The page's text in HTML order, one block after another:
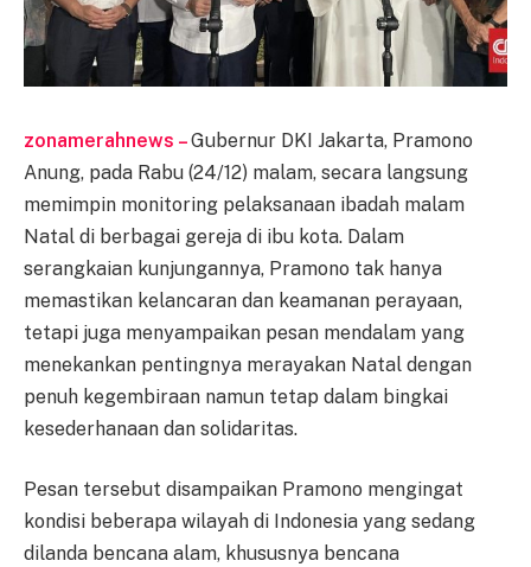
zonamerahnews –Gubernur DKI Jakarta, Pramono
Anung, pada Rabu (24/12) malam, secara langsung
memimpin monitoring pelaksanaan ibadah malam
Natal di berbagai gereja di ibu kota. Dalam
serangkaian kunjungannya, Pramono tak hanya
memastikan kelancaran dan keamanan perayaan,
tetapi juga menyampaikan pesan mendalam yang
menekankan pentingnya merayakan Natal dengan
penuh kegembiraan namun tetap dalam bingkai
kesederhanaan dan solidaritas.
Pesan tersebut disampaikan Pramono mengingat
kondisi beberapa wilayah di Indonesia yang sedang
dilanda bencana alam, khususnya bencana